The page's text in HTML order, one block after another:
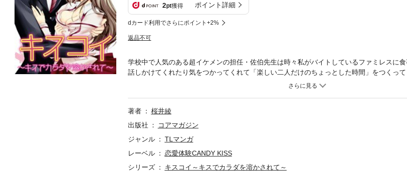
2pt獲得 ポイント詳細
dカード利用でさらにポイント+2%
返品不可
学校中で人気のある超イケメンの担任・佐伯先生は時々私がバイトしているファミレスに
話しかけてくれたり気をつかってくれて「楽しい二人だけのちょっとした時間」をつくって
んどん惹かれていく私。ところがある日、少しミスをした私に先生は優しく笑って「いいよ
りさびしく思ったりフクザツだったけど、バイトが終わったら先生が外で待ってて「送って
からなくなった私は、思わず「これ以上からかわないで」と泣きながら訴えたら、先生に今
始まる恋もある）
著者
桜井綾
出版社
コアマガジン
ジャンル
TLマンガ
レーベル
恋愛体験CANDY KISS
シリーズ
キスコイ～キスでカラダを溶かされて～